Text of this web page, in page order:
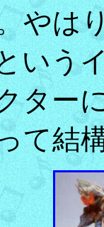
やは
いう
ター
て結